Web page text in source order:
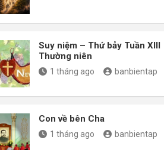
Suy niệm – Thứ bảy Tuần XIII
Thường niên
1 tháng ago banbientap
Con về bên Cha
1 tháng ago banbientap